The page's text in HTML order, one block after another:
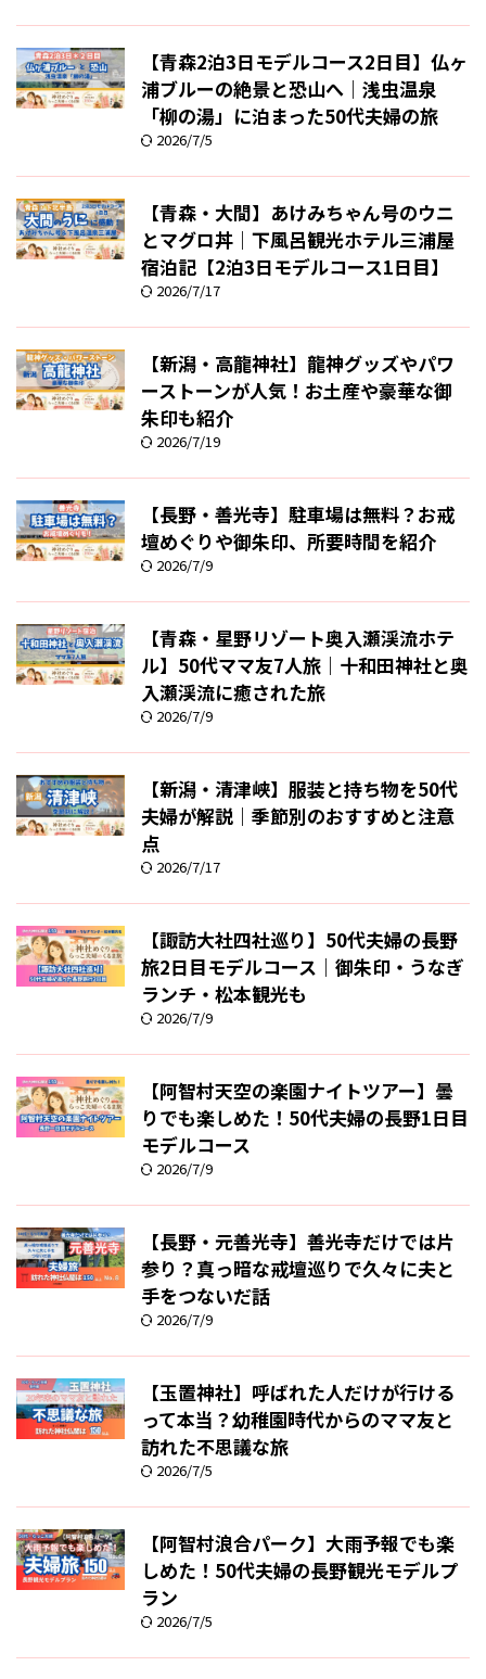
【青森2泊3日モデルコース2日目】仏ヶ
浦ブルーの絶景と恐山へ｜浅虫温泉
「柳の湯」に泊まった50代夫婦の旅
2026/7/5
【青森・大間】あけみちゃん号のウニ
とマグロ丼｜下風呂観光ホテル三浦屋
宿泊記【2泊3日モデルコース1日目】
2026/7/17
【新潟・高龍神社】龍神グッズやパワ
ーストーンが人気！お土産や豪華な御
朱印も紹介
2026/7/19
【長野・善光寺】駐車場は無料？お戒
壇めぐりや御朱印、所要時間を紹介
2026/7/9
【青森・星野リゾート奥入瀬渓流ホテ
ル】50代ママ友7人旅｜十和田神社と奥
入瀬渓流に癒された旅
2026/7/9
【新潟・清津峡】服装と持ち物を50代
夫婦が解説｜季節別のおすすめと注意
点
2026/7/17
【諏訪大社四社巡り】50代夫婦の長野
旅2日目モデルコース｜御朱印・うなぎ
ランチ・松本観光も
2026/7/9
【阿智村天空の楽園ナイトツアー】曇
りでも楽しめた！50代夫婦の長野1日目
モデルコース
2026/7/9
【長野・元善光寺】善光寺だけでは片
参り？真っ暗な戒壇巡りで久々に夫と
手をつないだ話
2026/7/9
【玉置神社】呼ばれた人だけが行ける
って本当？幼稚園時代からのママ友と
訪れた不思議な旅
2026/7/5
【阿智村浪合パーク】大雨予報でも楽
しめた！50代夫婦の長野観光モデルプ
ラン
2026/7/5